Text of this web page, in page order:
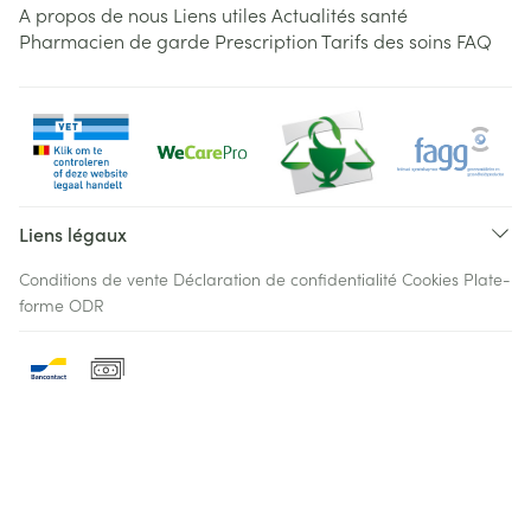
A propos de nous Liens utiles Actualités santé
Pharmacien de garde PrescriptionTarifs des soins FAQ
Liens légaux
Conditions de vente Déclaration de confidentialité Cookies Plate-
forme ODR